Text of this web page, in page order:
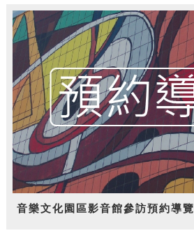
音樂文化園區影音館參訪預約導覽